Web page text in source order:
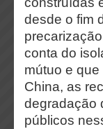
desde o fim
conta do
mútuo e
China, as
degradação
públicos